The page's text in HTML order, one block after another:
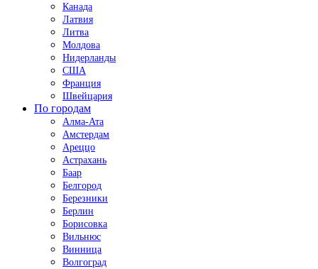
Канада
Латвия
Литва
Молдова
Нидерланды
США
Франция
Швейцария
По городам
Алма-Ата
Амстердам
Ареццо
Астрахань
Баар
Белгород
Березники
Берлин
Борисовка
Вильнюс
Винница
Волгоград